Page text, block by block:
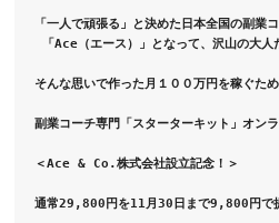
「一人で頑張る」と決めた日本全国の副業
「Ace（エース）」となって、沢山の大人
そんな思いで作った月１００万円を稼ぐた
副業コーチ専門「スターターキット」オン
＜Ace & Co.株式会社設立記念！＞
通常29,800円を11月30日まで9,800円で